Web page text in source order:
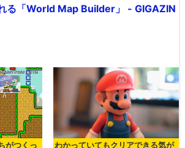
る「World Map Builder」 - GIGAZIN
がつくっ わかっていてもクリアできる気が